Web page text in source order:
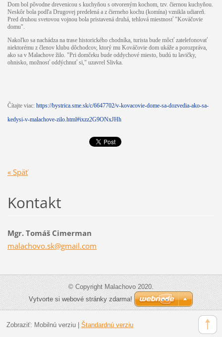
Dom bol pôvodne drevenicou s kuchyňou s otvoreným kochom, tzv. čiernou kuchyňou.
Neskôr bola podľa Drugovej predelená a z čierneho kochu (komína) vznikla udiareň.
Pred druhou svetovou vojnou bola pristavená druhá, tehlová miestnosť "Kováčovie
domu".
Nakoľko sa nachádza na trase historického chodníka, turista bude môcť zatelefonovať
niektorému z členov klubu dôchodcov, ktorý mu Kováčovie dom ukáže a porozpráva,
ako sa v Malachove žilo. "Pri domčeku bude oddychové miesto, budú tu lavičky,
ohnisko, možnosť oddýchnuť si," uzavrel Slivka.
Čítajte viac: https://bystrica.sme.sk/c/6647702/v-kovacovie-dome-sa-dozvedia-ako-sa-
kedysi-v-malachove-zilo.html#ixzz2G9ONxJHh
« Späť
Kontakt
Mgr. Tomáš Cimerman
malachovo.sk@gmail.com
© Copyright Malachovo 2020.
Vytvorte si webové stránky zdarma!
Zobraziť: Mobilnú verziu| Štandardnú verziu